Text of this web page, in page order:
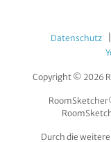
Datenschutz
Copyright © 2026
Durch die